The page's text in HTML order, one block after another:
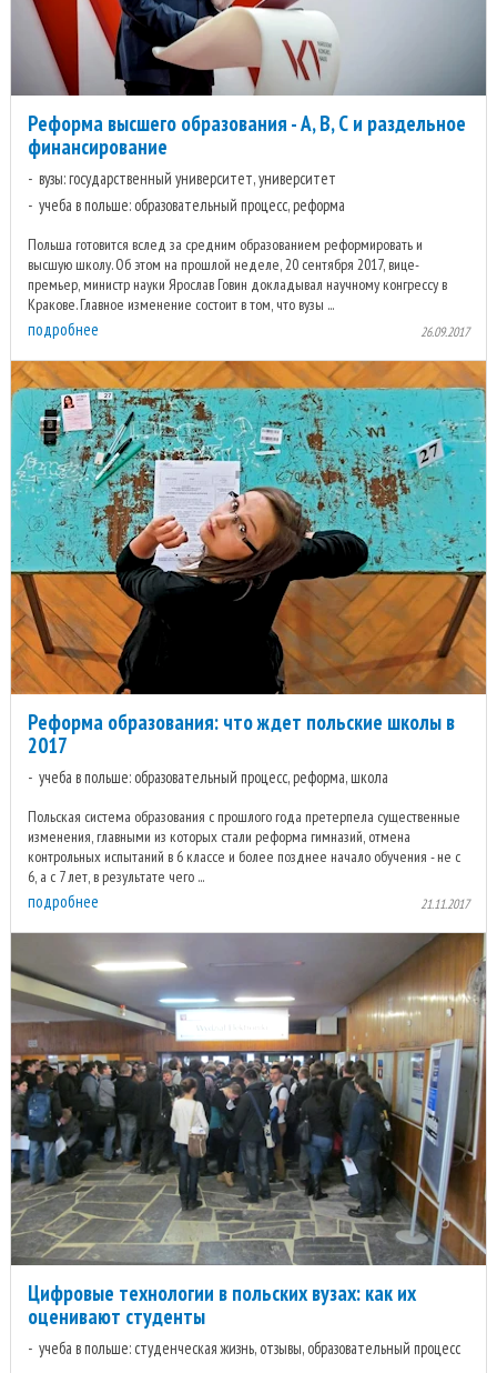
Реформа высшего образования - А, В, С и раздельное
финансирование
вузы: государственный университет, университет
учеба в польше: образовательный процесс, реформа
Польша готовится вслед за средним образованием реформировать и
высшую школу. Об этом на прошлой неделе, 20 сентября 2017, вице-
премьер, министр науки Ярослав Говин докладывал научному конгрессу в
Кракове. Главное изменение состоит в том, что вузы ...
подробнее 26.09.2017
Реформа образования: что ждет польские школы в
2017
учеба в польше: образовательный процесс, реформа, школа
Польская система образования с прошлого года претерпела существенные
изменения, главными из которых стали реформа гимназий, отмена
контрольных испытаний в 6 классе и более позднее начало обучения - не с
6, а с 7 лет, в результате чего ...
подробнее 21.11.2017
Цифровые технологии в польских вузах: как их
оценивают студенты
учеба в польше: студенческая жизнь, отзывы, образовательный процесс